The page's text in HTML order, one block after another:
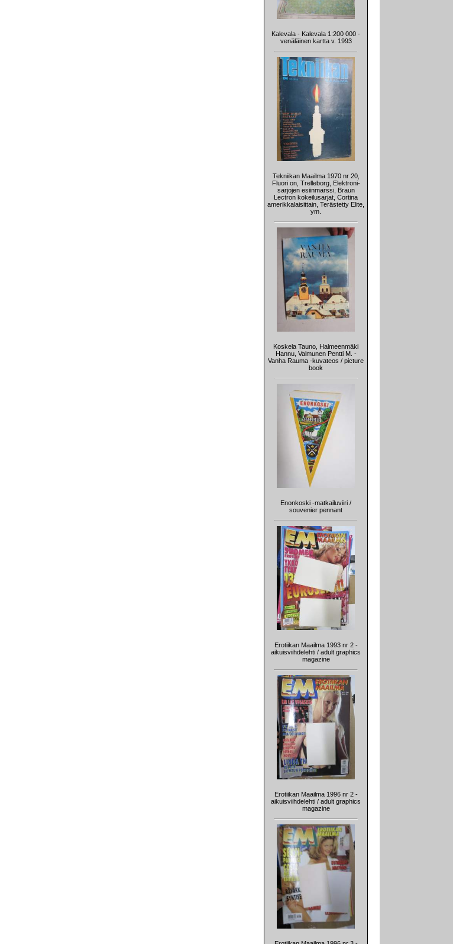
Kalevala - Kalevala 1:200 000 -
venäläinen kartta v. 1993
Tekniikan Maailma 1970 nr 20,
Fluori on, Trelleborg, Elektroni-
sarjojen esiinmarssi, Braun
Lectron kokeilusarjat, Cortina
amerikkalaisittain, Terästetty Elite,
ym.
Koskela Tauno, Halmeenmäki
Hannu, Valmunen Pentti M. -
Vanha Rauma -kuvateos / picture
book
Enonkoski -matkailuviiri /
souvenier pennant
Erotiikan Maailma 1993 nr 2 -
aikuisviihdelehti / adult graphics
magazine
Erotiikan Maailma 1996 nr 2 -
aikuisviihdelehti / adult graphics
magazine